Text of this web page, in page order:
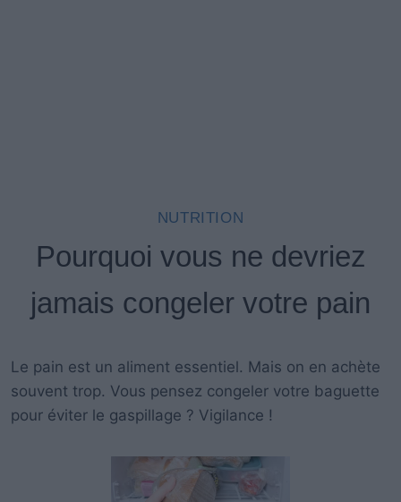
NUTRITION
Pourquoi vous ne devriez
jamais congeler votre pain
Le pain est un aliment essentiel. Mais on en achète
souvent trop. Vous pensez congeler votre baguette
pour éviter le gaspillage ? Vigilance !